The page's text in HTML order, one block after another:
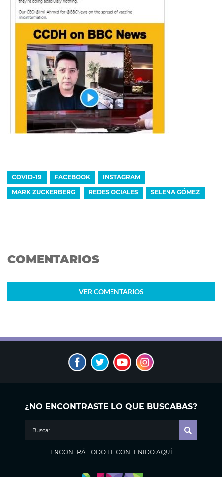
COVID-19 FACEBOOK INSTAGRAM
MARK ZUCKERBERG REDES OCIALES SELENA GÓMEZ
COMENTARIOS
VER COMENTARIOS
¿NO ENCONTRASTE LO QUE BUSCABAS?
ENCONTRÁ TODO EL CONTENIDO AQUÍ